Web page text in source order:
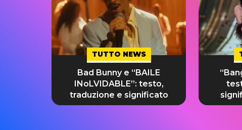
TUTTO NEWS
Bad Bunny e “BAILE
INoLVIDABLE”: testo,
traduzione e significato